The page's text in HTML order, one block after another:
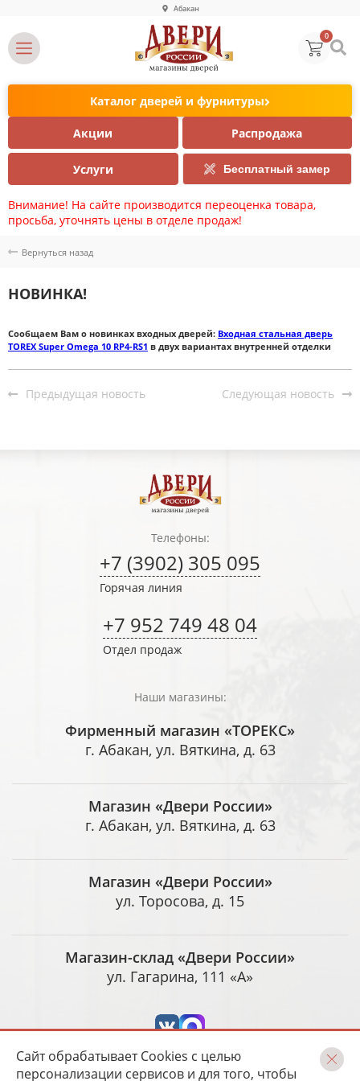
Абакан
0
Каталог дверей и фурнитуры
Акции Распродажа
Услуги Бесплатный замер
Внимание! На сайте производится переоценка товара,
просьба, уточнять цены в отделе продаж!
Вернуться назад
НОВИНКА!
Сообщаем Вам о новинках входных дверей: Входная стальная дверь
TOREX Super Omega 10 RP4-RS1 в двух вариантах внутренней отделки
Предыдущая новость Следующая новость
Сайт обрабатывает Cookies с целью
персонализации сервисов и для того, чтобы
Телефоны:
+7 (3902) 305 095
Горячая линия
+7 952 749 48 04
Отдел продаж
Наши магазины:
Фирменный магазин «ТОРЕКС»
г. Абакан, ул. Вяткина, д. 63
Магазин «Двери России»
г. Абакан, ул. Вяткина, д. 63
Магазин «Двери России»
ул. Торосова, д. 15
Магазин-склад «Двери России»
ул. Гагарина, 111 «А»